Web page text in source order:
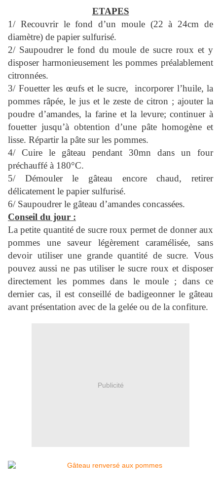
ETAPES
1/ Recouvrir le fond d’un moule (22 à 24cm de
diamètre) de papier sulfurisé.
2/ Saupoudrer le fond du moule de sucre roux et y
disposer harmonieusement les pommes préalablement
citronnées.
3/ Fouetter les œufs et le sucre, incorporer l’huile, la
pommes râpée, le jus et le zeste de citron ; ajouter la
poudre d’amandes, la farine et la levure; continuer à
fouetter jusqu’à obtention d’une pâte homogène et
lisse. Répartir la pâte sur les pommes.
4/ Cuire le gâteau pendant 30mn dans un four
préchauffé à 180°C.
5/ Démouler le gâteau encore chaud, retirer
délicatement le papier sulfurisé.
6/ Saupoudrer le gâteau d’amandes concassées.
Conseil du jour :
La petite quantité de sucre roux permet de donner aux
pommes une saveur légèrement caramélisée, sans
devoir utiliser une grande quantité de sucre. Vous
pouvez aussi ne pas utiliser le sucre roux et disposer
directement les pommes dans le moule ; dans ce
dernier cas, il est conseillé de badigeonner le gâteau
avant présentation avec de la gelée ou de la confiture.
Publicité